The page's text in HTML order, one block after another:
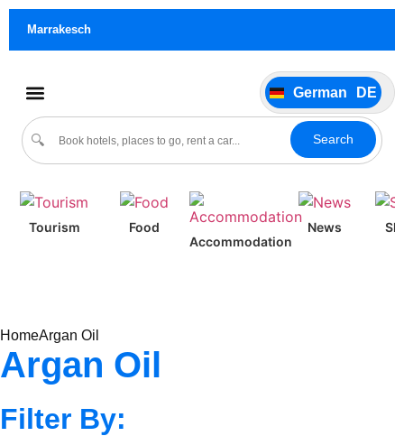
Marrakesch
🔍 Search
German DE
Português PT
Español
ES
Tourism
Food
Accommodation
News
HomeArgan Oil
Argan Oil
Filter By: